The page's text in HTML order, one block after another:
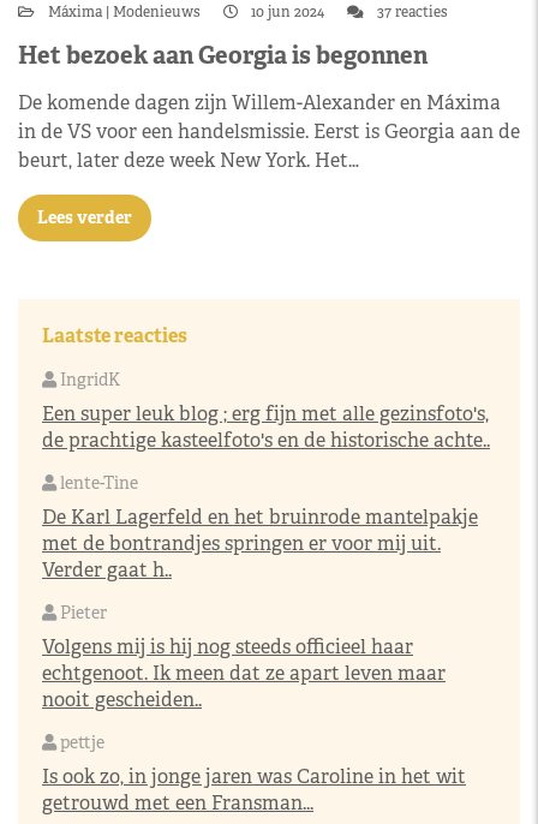
Máxima Modenieuws 10 jun 2024 37 reacties
Het bezoek aan Georgia is begonnen
De komende dagen zijn Willem-Alexander en Máxima
in de VS voor een handelsmissie. Eerst is Georgia aan de
beurt, later deze week New York. Het…
Lees verder
Laatste reacties
IngridK
Een super leuk blog ; erg fijn met alle gezinsfoto's,
de prachtige kasteelfoto's en de historische achte..
lente-Tine
De Karl Lagerfeld en het bruinrode mantelpakje
met de bontrandjes springen er voor mij uit.
Verder gaat h..
Pieter
Volgens mij is hij nog steeds officieel haar
echtgenoot. Ik meen dat ze apart leven maar
nooit gescheiden..
pettje
Is ook zo, in jonge jaren was Caroline in het wit
getrouwd met een Fransman...